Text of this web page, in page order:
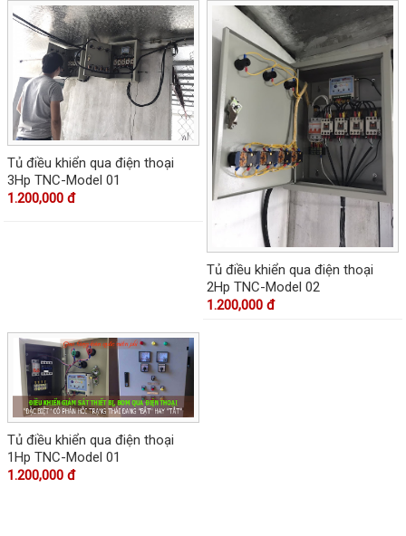
Tủ điều khiển qua điện thoại
3Hp TNC-Model 01
1.200,000 đ
Tủ điều khiển qua điện thoại
2Hp TNC-Model 02
1.200,000 đ
Tủ điều khiển qua điện thoại
1Hp TNC-Model 01
1.200,000 đ